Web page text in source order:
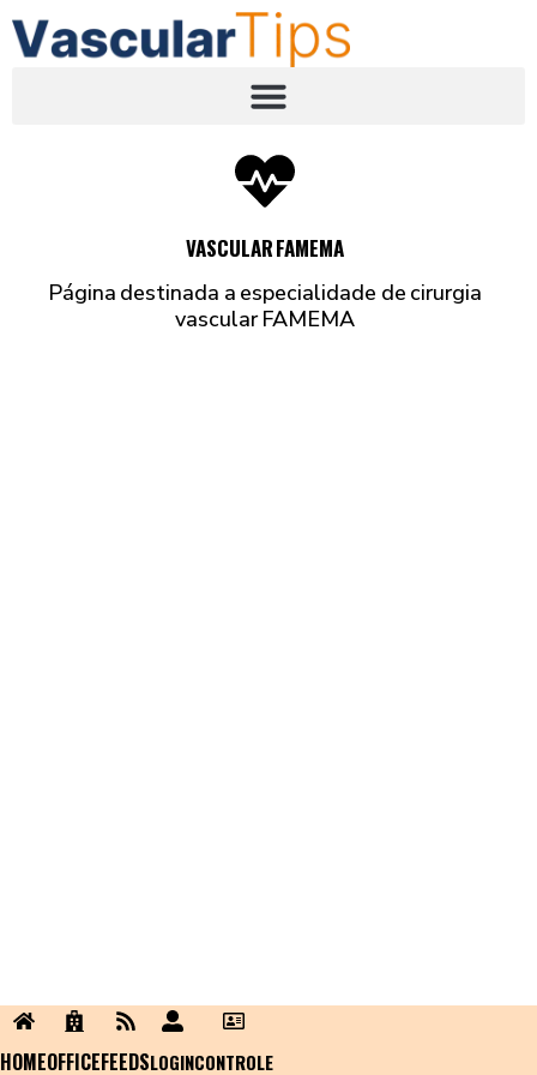
VASCULAR FAMEMA
Página destinada a especialidade de cirurgia
vascular FAMEMA
HOMEOFFICEFEEDSLOGINCONTROLE